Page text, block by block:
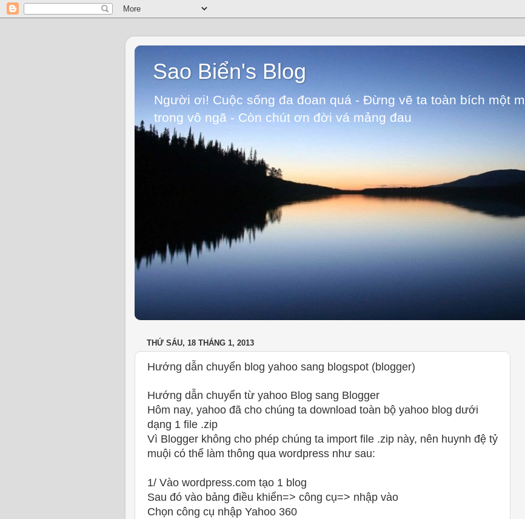
Sao Biển's Blog
Người ơi! Cuộc sống đa đoan quá - Đừng vẽ ta toàn bích một
trong vô ngã - Còn chút ơn đời vá mảng đau
THỨ SÁU, 18 THÁNG 1, 2013
Hướng dẫn chuyển blog yahoo sang blogspot (blogger)
Hướng dẫn chuyển từ yahoo Blog sang Blogger
Hôm nay, yahoo đã cho chúng ta download toàn bộ yahoo blog dưới
dạng 1 file .zip
Vì Blogger không cho phép chúng ta import file .zip này, nên huynh đệ tỷ
muội có thể làm thông qua wordpress như sau:
1/ Vào wordpress.com tạo 1 blog
Sau đó vào bảng điều khiển=> công cụ=> nhập vào
Chọn công cụ nhập Yahoo 360